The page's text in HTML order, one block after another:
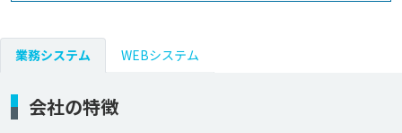
業務システム WEBシステム
会社の特徴